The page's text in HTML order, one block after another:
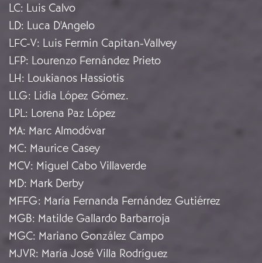
LC: Luis Calvo
LD: Luca D'Angelo
LFC-V: Luis Fermin Capitan-Vallvey
LFP: Lourenzo Fernández Prieto
LH: Loukianos Hassiotis
LLG: Lidia López Gómez.
LPL: Lorena Paz López
MA: Marc Almodóvar
MC: Maurice Casey
MCV: Miguel Cabo Villaverde
MD: Mark Derby
MFFG: María Fernanda Fernández Gutiérrez
MGB: Matilde Gallardo Barbarroja
MGC: Mariano González Campo
MJVR: María José Villa Rodríguez